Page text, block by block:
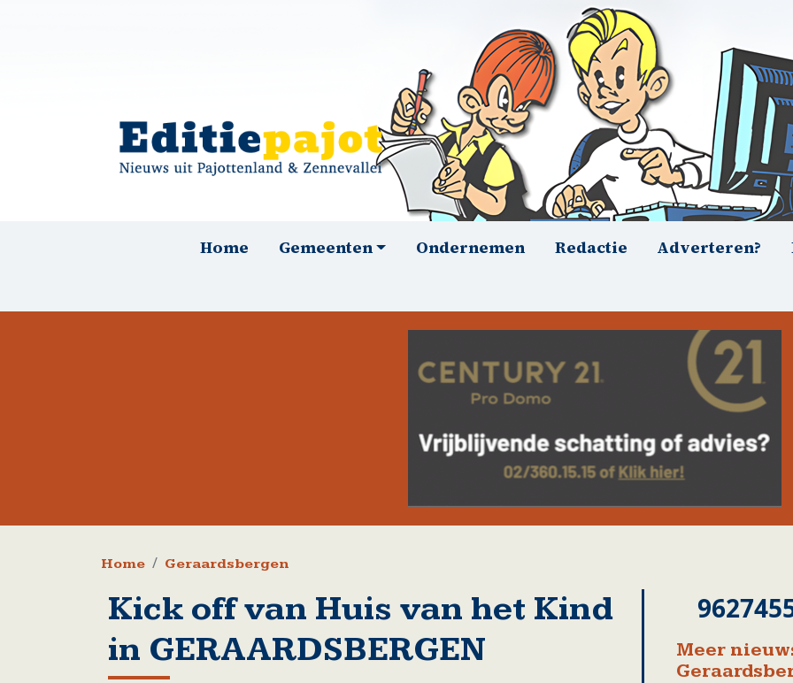
HoofdnavigatieHome Gemeenten Ondernemen Redactie Adverteren?
Kruimelpad
Home Geraardsbergen
Kick off van Huis van het Kind
in GERAARDSBERGEN
Meer